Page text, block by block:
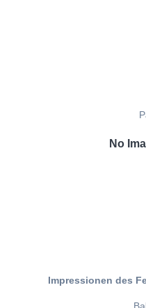
No
Impressionen des